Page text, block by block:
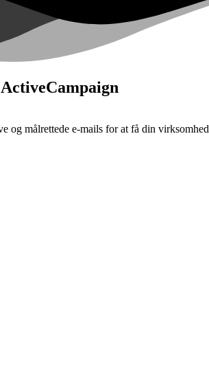
og målrettede e-mails for at få din